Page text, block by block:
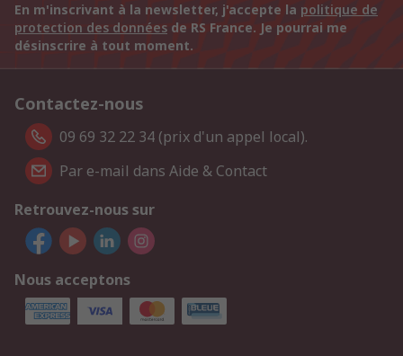
En m'inscrivant à la newsletter, j'accepte la politique de
protection des données de RS France. Je pourrai me
désinscrire à tout moment.
Contactez-nous
09 69 32 22 34 (prix d'un appel local).
Par e-mail dans Aide & Contact
Retrouvez-nous sur
Nous acceptons